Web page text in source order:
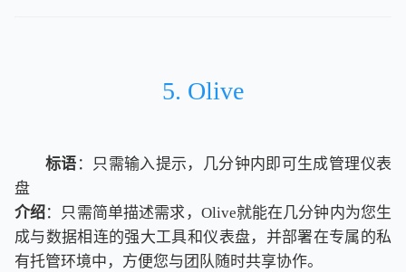
5. Olive
标语 ：只需输入提示，几分钟内即可生成管理仪表
盘
介绍：只需简单描述需求，Olive就能在几分钟内为您生
成与数据相连的强大工具和仪表盘，并部署在专属的私
有托管环境中，方便您与团队随时共享协作。